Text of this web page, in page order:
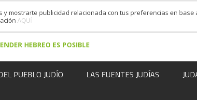
HEBREO ES POSIBLE
PUEBLO JUDÍO LAS FUENTES JUDÍAS
mostrarte publicidad relacionada con tus preferencias en
AQUÍ